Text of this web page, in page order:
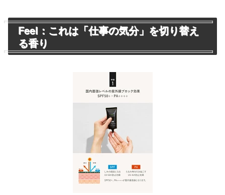
Feel：これは「仕事の気分」を切り替え
る香り